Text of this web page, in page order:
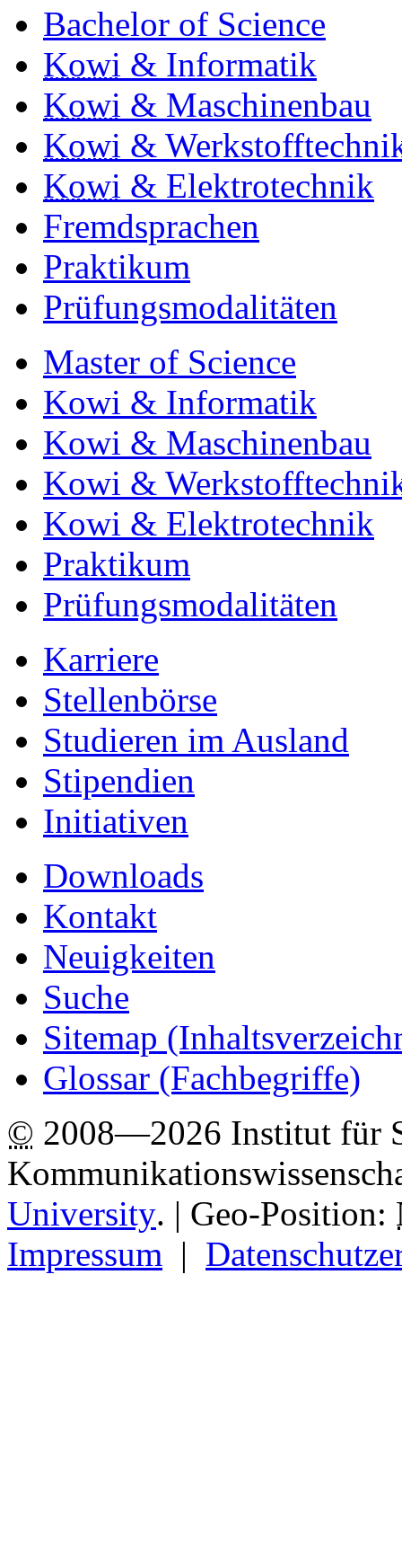
Bachelor of Science
Kowi & Informatik
Kowi & Maschinenbau
Kowi &
Kowi & Elektrotechnik
Fremdsprachen
Praktikum
Prüfungsmodalitäten
Master of Science
Kowi & Informatik
Kowi & Maschinenbau
Kowi &
Kowi & Elektrotechnik
Praktikum
Prüfungsmodalitäten
Karriere
Stellenbörse
Studieren im Ausland
Stipendien
Initiativen
Downloads
Kontakt
Neuigkeiten
Suche
Sitemap
Glossar (Fachbegriffe)
© 2008—2026 Institut für
University. | Geo-Position:
Impressum |